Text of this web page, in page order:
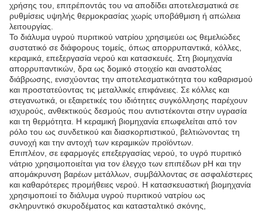
χρήσης του, επιτρέποντάς του να αποδίδει αποτελεσματικά σε
ρυθμίσεις υψηλής θερμοκρασίας χωρίς υποβάθμιση ή απώλεια
λειτουργίας.
Το διάλυμα υγρού πυριτικού νατρίου χρησιμεύει ως θεμελιώδες
συστατικό σε διάφορους τομείς, όπως απορρυπαντικά, κόλλες,
κεραμικά, επεξεργασία νερού και κατασκευές. Στη βιομηχανία
απορρυπαντικών, δρα ως δομικό στοιχείο και αναστολέας
διάβρωσης, ενισχύοντας την αποτελεσματικότητα του καθαρισμού
και προστατεύοντας τις μεταλλικές επιφάνειες. Σε κόλλες και
στεγανωτικά, οι εξαιρετικές του ιδιότητες συγκόλλησης παρέχουν
ισχυρούς, ανθεκτικούς δεσμούς που αντιστέκονται στην υγρασία
και τη θερμότητα. Η κεραμική βιομηχανία επωφελείται από τον
ρόλο του ως συνδετικού και διασκορπιστικού, βελτιώνοντας τη
συνοχή και την αντοχή των κεραμικών προϊόντων.
Επιπλέον, σε εφαρμογές επεξεργασίας νερού, το υγρό πυριτικό
νάτριο χρησιμοποιείται για τον έλεγχο των επιπέδων pH και την
απομάκρυνση βαρέων μετάλλων, συμβάλλοντας σε ασφαλέστερες
και καθαρότερες προμήθειες νερού. Η κατασκευαστική βιομηχανία
χρησιμοποιεί το διάλυμα υγρού πυριτικού νατρίου ως
σκληρυντικό σκυροδέματος και κατασταλτικό σκόνης,